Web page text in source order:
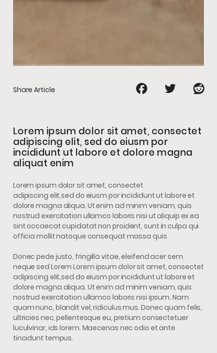
Share Article
Lorem ipsum dolor sit amet, consectet
adipiscing elit, sed do eiusm por
incididunt ut labore et dolore magna
aliquat enim
Lorem ipsum dolor sit amet, consectet
adipiscing elit,sed do eiusm por incididunt ut labore et
dolore magna aliqua. Ut enim ad minim veniam, quis
nostrud exercitation ullamco laboris nisi ut aliquip ex ea
sint occaecat cupidatat non proident, sunt in culpa qui
officia mollit natoque consequat massa quis
Donec pede justo, fringilla vitae, eleifend acer sem
neque sed Lorem Lorem ipsum dolor sit amet, consectet
adipiscing elit,sed do eiusm por incididunt ut labore et
dolore magna aliqua. Ut enim ad minim veniam, quis
nostrud exercitation ullamco laboris nisi ipsum. Nam
quam nunc, blandit vel, ridiculus mus. Donec quam felis,
ultricies nec, pellentesque eu, pretium consectetuer
luculvinar, ids lorem. Maecenas nec odio et ante
tincidunt tempus.